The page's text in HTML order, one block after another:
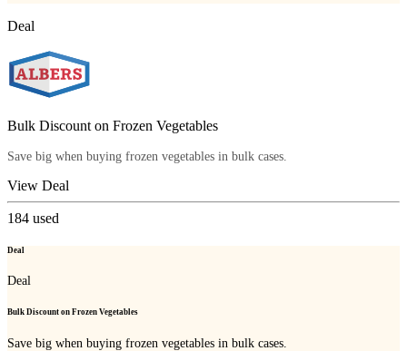
Deal
Bulk Discount on Frozen Vegetables
Save big when buying frozen vegetables in bulk cases.
View Deal
184 used
Deal
Deal
Bulk Discount on Frozen Vegetables
Save big when buying frozen vegetables in bulk cases.